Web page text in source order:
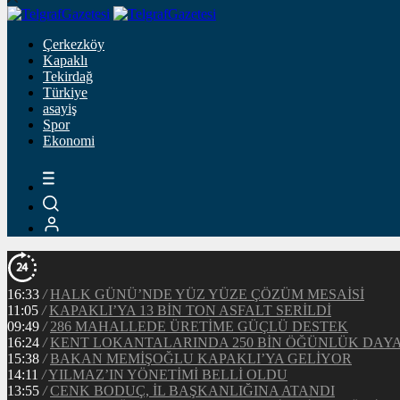
Çerkezköy
Kapaklı
Tekirdağ
Türkiye
asayiş
Spor
Ekonomi
16:33 / HALK GÜNÜ’NDE YÜZ YÜZE ÇÖZÜM MESAİSİ
11:05 / KAPAKLI’YA 13 BİN TON ASFALT SERİLDİ
09:49 / 286 MAHALLEDE ÜRETİME GÜÇLÜ DESTEK
16:24 / KENT LOKANTALARINDA 250 BİN ÖĞÜNLÜK
15:38 / BAKAN MEMİŞOĞLU KAPAKLI’YA GELİYOR
14:11 /YILMAZ’IN YÖNETİMİ BELLİ OLDU
13:55 / CENK BODUÇ, İL BAŞKANLIĞINA ATANDI